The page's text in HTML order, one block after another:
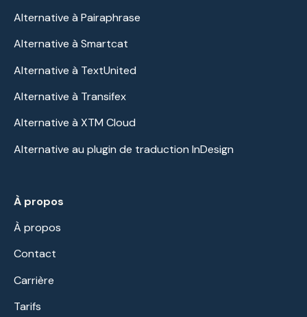
Alternative à Pairaphrase
Alternative à Smartcat
Alternative à TextUnited
Alternative à Transifex
Alternative à XTM Cloud
Alternative au plugin de traduction InDesign
À propos
À propos
Contact
Carrière
Tarifs